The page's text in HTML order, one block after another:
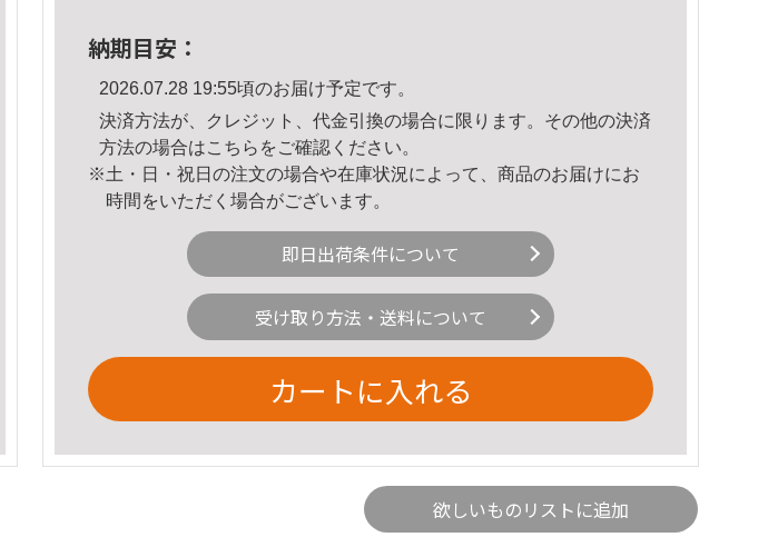
納期目安：
2026.07.28 19:55頃のお届け予定です。
決済方法が、クレジット、代金引換の場合に限ります。その他の決済
方法の場合はこちら をご確認ください。
※土・日・祝日の注文の場合や在庫状況によって、商品のお届けにお
時間をいただく場合がございます。
即日出荷条件について
受け取り方法・送料について
カートに入れる
欲しいものリストに追加